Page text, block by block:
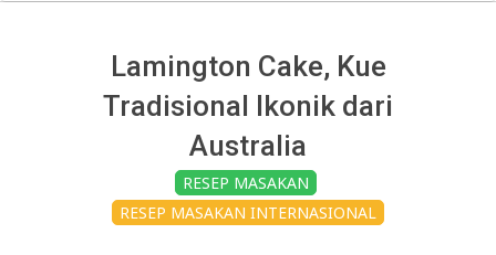
Lamington Cake, Kue
Tradisional Ikonik dari
Australia
RESEP MASAKAN
RESEP MASAKAN INTERNASIONAL